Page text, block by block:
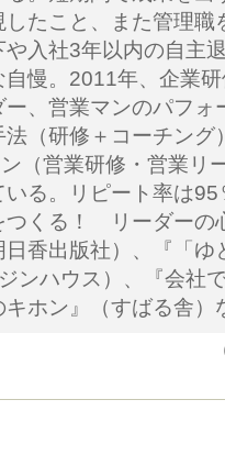
たこと、また管理職
や入社3年以内の自主
慢。2011年、企業
、営業マンのパフォ
法（研修＋コーチン
（営業研修・営業リ
る。リピート率は95
つくる！ リーダーの
香出版社）、『「ゆ
ンハウス）、『会
ホン』（すばる舎）